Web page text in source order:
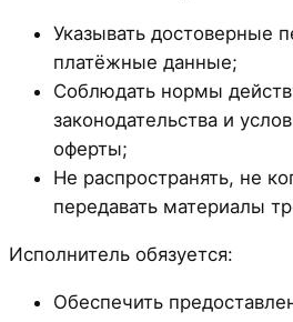
Указывать достоверные
платёжные данные;
Соблюдать нормы
законодательства и
оферты;
Не распространять, не
передавать материалы
Исполнитель обязуется:
Обеспечить